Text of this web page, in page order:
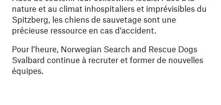
nature et au climat inhospitaliers et imprévisibles du
Spitzberg, les chiens de sauvetage sont une
précieuse ressource en cas d’accident.
Pour l’heure, Norwegian Search and Rescue Dogs
Svalbard continue à recruter et former de nouvelles
équipes.